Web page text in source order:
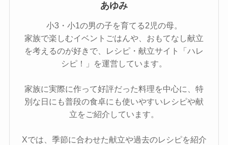
あゆみ
小3・小1の男の子を育てる2児の母。
家族で楽しむイベントごはんや、おもてなし献立
を考えるのが好きで、レシピ・献立サイト「ハレ
シピ！」を運営しています。
家族に実際に作って好評だった料理を中心に、特
別な日にも普段の食卓にも使いやすいレシピや献
立をご紹介しています。
Xでは、季節に合わせた献立や過去のレシピを紹介